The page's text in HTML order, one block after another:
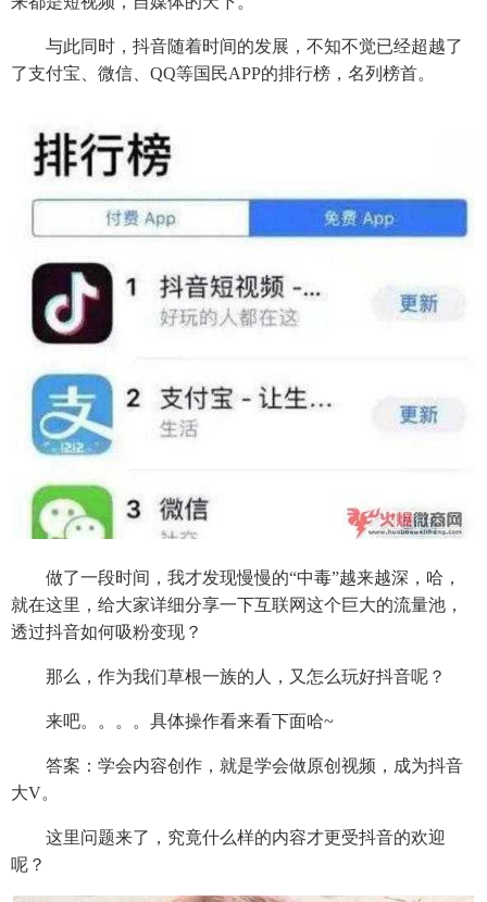
与此同时，抖音随着时间的发展，不知不觉已经超越了
了支付宝、微信、QQ等国民APP的排行榜，名列榜首。
做了一段时间，我才发现慢慢的“中毒”越来越深，哈，
就在这里，给大家详细分享一下互联网这个巨大的流量池，
透过抖音如何吸粉变现？
那么，作为我们草根一族的人，又怎么玩好抖音呢？
来吧。。。。具体操作看来看下面哈~
答案：学会内容创作，就是学会做原创视频，成为抖音
大V。
这里问题来了，究竟什么样的内容才更受抖音的欢迎
呢？